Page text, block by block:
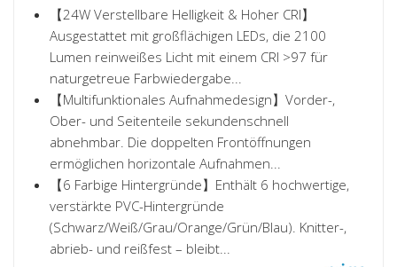
【24W Verstellbare Helligkeit & Hoher CRI】
Ausgestattet mit großflächigen LEDs, die 2100
Lumen reinweißes Licht mit einem CRI >97 für
naturgetreue Farbwiedergabe...
【Multifunktionales Aufnahmedesign】Vorder-,
Ober- und Seitenteile sekundenschnell
abnehmbar. Die doppelten Frontöffnungen
ermöglichen horizontale Aufnahmen...
【6 Farbige Hintergründe】Enthält 6 hochwertige,
verstärkte PVC-Hintergründe
(Schwarz/Weiß/Grau/Orange/Grün/Blau). Knitter-,
abrieb- und reißfest – bleibt...